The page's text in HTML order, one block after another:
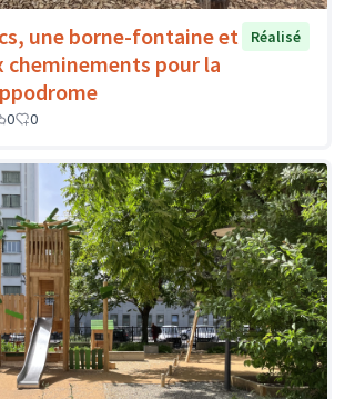
une borne-fontaine et
cheminements pour la
Réalisé
0 0